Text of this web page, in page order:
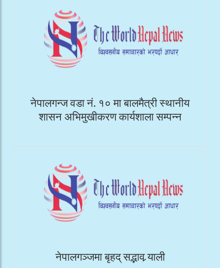
नेपालगन्ज वडा नं. १० मा बालमैत्री स्थानीय
शासन अभिमुखीकरण कार्यशाला सम्पन्न
नेपालगञ्जमा बृहद् सद्भाव र्‍याली